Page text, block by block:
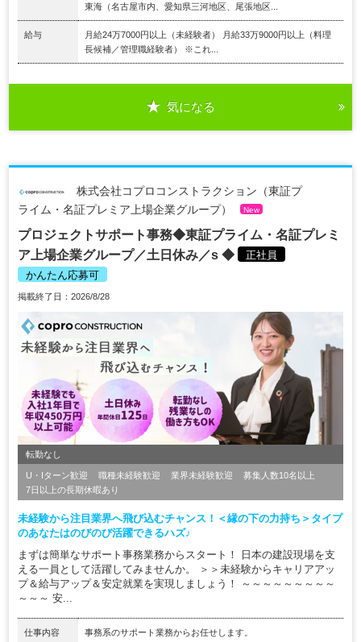
東海（名古屋市内、愛知県三河地区、尾張地区...
給与
月給24万7000円以上（未経験者） 月給33万9000円以上（料理
長候補／管理職経験者） ※これ...
気になる
株式会社コプロコンストラクション（東証プ
ライム・名証プレミア上場企業グループ）
New
プロジェクトサポート事務◆東証プライム・名証プレミ
ア上場企業グループ／土日休み／s ◆
正社員
かんたん応募可
掲載終了日：2026/8/28
転勤なし
U・Iターン歓迎 職種未経験歓迎 業界未経験歓迎
募集人数10名以上
7日以上の長期休暇あり
未経験から注目業界へ飛び込むチャンス！＜縁の下の力持ち＞タイプ
のあなたはのびのび活躍できるハズ♪
まずは簡単なサポート事務業務からスタート！ 日本の建設現場を支
える一員として活躍してみませんか。 ＞＞未経験からキャリアアッ
プ＆給与アップ＆安定就業を実現しましょう！ ～～～～～～～～～
～～～ 安...
仕事内容 事務系のサポート業務からお任せします。